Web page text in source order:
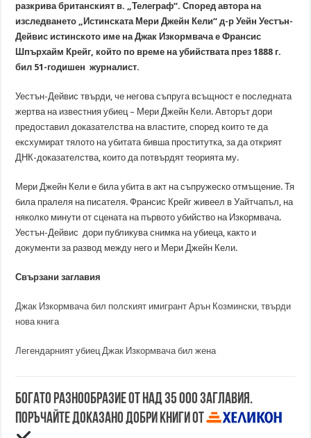
разкрива британският в. „Телеграф“. Според автора на
изследването „Истинската Мери Джейн Кели“ д-р Уейн Уестън-
Дейвис истинското име на Джак Изкормвача е Франсис
Шпърхайм Крейг, който по време на убийствата през 1888 г.
бил 51-годишен журналист.
Уестън-Дейвис твърди, че негова съпруга всъщност е последната
жертва на известния убиец – Мери Джейн Кели. Авторът дори
предоставил доказателства на властите, според които те да
ексхумират тялото на убитата бивша проститутка, за да открият
ДНК-доказателства, които да потвърдят теорията му.
Мери Джейн Кели е била убита в акт на съпружеско отмъщение. Тя
била пралеля на писателя. Франсис Крейг живеел в Уайтчапъл, на
няколко минути от сцената на първото убийство на Изкормвача.
Уестън-Дейвис дори публикува снимка на убиеца, както и
документи за развод между него и Мери Джейн Кели.
Свързани заглавия
Джак Изкормвача бил полският имигрант Арън Козмински, твърди
нова книга
Легендарният убиец Джак Изкормвача бил жена
Богато разнообразие от над 35 000 заглавия.
Поръчайте доказано добри книги от